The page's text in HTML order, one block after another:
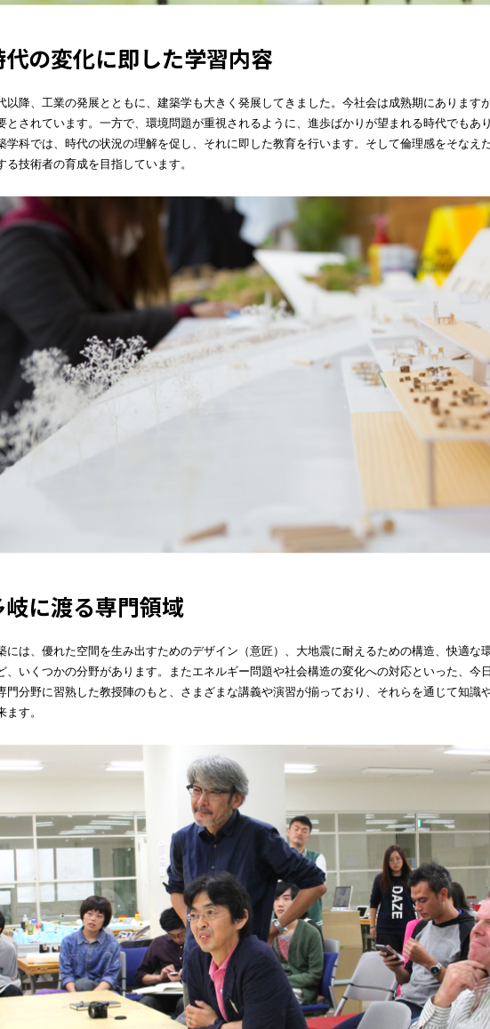
の変化に即した学習内容
以降、工業の発展とともに、建築学も大きく発展してきました。今社会は成熟期にあります
とされています。一方で、環境問題が重視されるように、進歩ばかりが望まれる時代でもあり
学科では、時代の状況の理解を促し、それに即した教育を行います。そして倫理感をそなえ
る技術者の育成を目指しています。
に渡る専門領域
には、優れた空間を生み出すためのデザイン（意匠）、大地震に耐えるための構造、快適な
、いくつかの分野があります。またエネルギー問題や社会構造の変化への対応といった、今
門分野に習熟した教授陣のもと、さまざまな講義や演習が揃っており、それらを通じて知識
ます。